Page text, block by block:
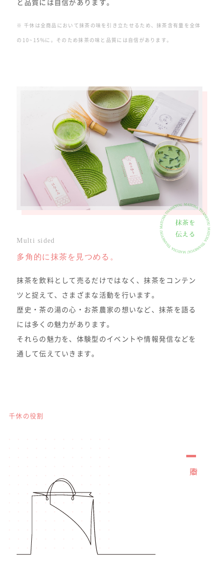
と品質には自信があります。
※ 千休は全商品において抹茶の味を引き立たせるため、抹茶含有量を全体
の10~15%に。そのため抹茶の味と品質には自信があります。
Multi sided
多角的に抹茶を見つめる。
抹茶を飲料として売るだけではなく、抹茶をコンテン
ツと捉えて、さまざまな活動を行います。
歴史・茶の湯の心・お茶農家の想いなど、抹茶を語る
には多くの魅力があります。
それらの魅力を、体験型のイベントや情報発信などを
通して伝えていきます。
千休の役割
贈る